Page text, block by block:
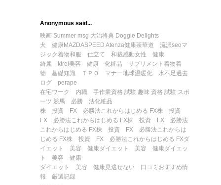
Anonymous said...
映画 Summer msg 大治将典 Doggie Delights
犬 健康MAZDASPEED Atenza健康茶華道 流派seoマ
ジック着物和服 仕立て 和裁感動女性 健康
綺麗 kirei美容 健康 化粧品 サプリメント 着物着
物 基礎知識 ＴＰＯ マナー地球温暖化 水不足 過去
ログ perape
在宅ワーク 内職 手作業資格 試験 趣味 資格 試験 スポ
ーツ 競馬 必勝 法化粧品
株 投資 FX 必勝法これからはじめる FX株 投資
FX 必勝法これからはじめる FX株 投資 FX 必勝法
これからはじめる FX株 投資 FX 必勝法これからは
じめる FX株 投資 FX 必勝法これからはじめる FXダ
イエット 美容 健康ダイエット 美容 健康ダイエッ
ト 美容 健康
ダイエット 美容 健康見逃せない 口コミおすすめ情
報 厳選記録